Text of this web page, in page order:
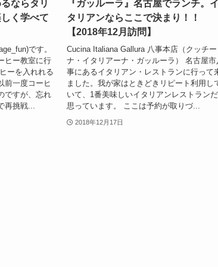
ならタリ
く学べて
です。
ヒー教室に行
ーを入れれる
前一度コーヒ
ですが、忘れ
挑戦...
『ガッルーラ』名古屋でランチ。イ
タリアンならここで決まり！！
【2018年12月訪問】
Cucina Italiana Gallura 八事本店（クッチー
ナ・イタリアーナ・ガッルーラ） 名古屋市
事にあるイタリアン・レストランに行って
ました。我が家はときどきリピート利用し
いて、1番美味しいイタリアンレストランだ
思っています。 ここは予約が取りづ...
2018年12月17日